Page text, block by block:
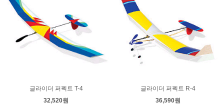
글라이더 퍼펙트 T-4
32,520원
글라이더 퍼펙트 R-4
36,590원